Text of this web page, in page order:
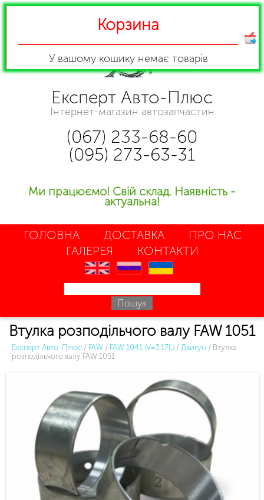
Експерт Авто-Плюс
Інтернет-магазин автозапчастин
(067) 233-68-60
(095) 273-63-31
Ми працюємо! Свій склад. Наявність -
актуальна!
ГОЛОВНА ДОСТАВКА
ПРО НАС
ГАЛЕРЕЯ
КОНТАКТИ
en ru uk
Втулка розподільчого валу FAW 1051
Експерт Авто-Плюс / FAW / FAW 1041 (V=3.17L) / Двигун / Втулка
розподільчого валу FAW 1051
Корзина
У вашому кошику немає товарів